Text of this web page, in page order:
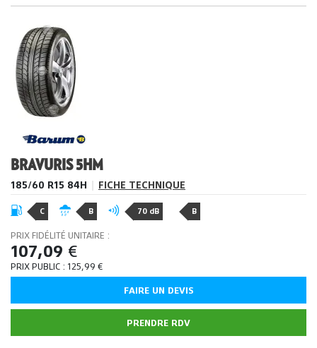
BRAVURIS 5HM
185/60 R15 84H FICHE TECHNIQUE
C B 70 dB B
PRIX FIDÉLITÉ UNITAIRE :
107,09 €
PRIX PUBLIC : 125,99 €
FAIRE UN DEVIS
PRENDRE RDV